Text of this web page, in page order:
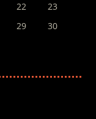
22
23
29
30